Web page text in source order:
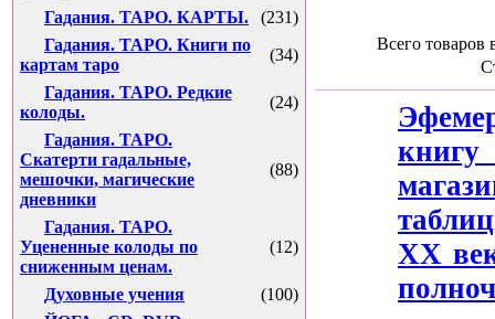
Гадания. ТАРО. КАРТЫ.
(231)
Гадания. ТАРО. Книги по
картам таро
(34)
Гадания. ТАРО. Редкие
колоды.
(24)
Гадания. ТАРО.
Скатерти гадальные,
мешочки, магические
дневники
(88)
Гадания. ТАРО.
Уцененные колоды по
сниженным ценам.
(12)
Духовные учения
(100)
Всего товаров
ХХ